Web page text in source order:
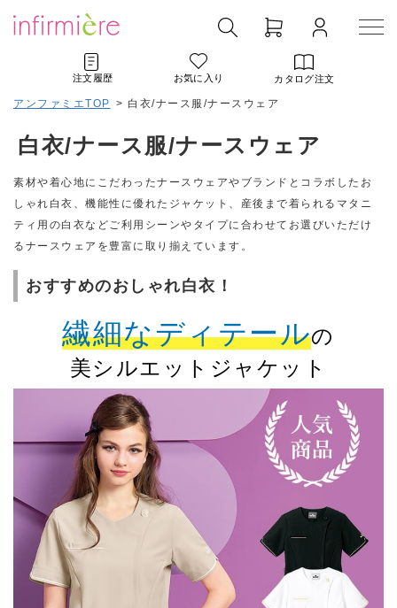
注文履歴 お気に入り カタログ注文
アンファミエTOP > 白衣/ナース服/ナースウェア
白衣/ナース服/ナースウェア
素材や着心地にこだわったナースウェアやブランドとコラボしたお
しゃれ白衣、機能性に優れたジャケット、産後まで着られるマタニ
ティ用の白衣などご利用シーンやタイプに合わせてお選びいただけ
るナースウェアを豊富に取り揃えています。
おすすめのおしゃれ白衣！
繊細なディテールの
美シルエットジャケット